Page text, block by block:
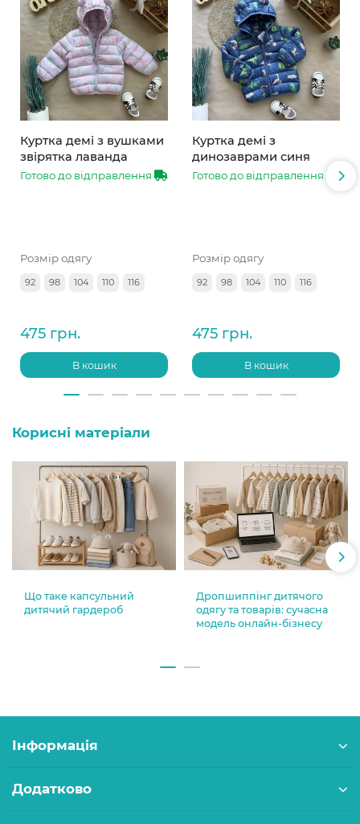
Куртка демі з вушками
звірятка лаванда
Готово до відправлення
Розмір одягу
92 98 104 110 116
475 грн.
В кошик
Куртка демі з
динозаврами синя
Готово до відправлення
Розмір одягу
92 98 104 110 116
475 грн.
В кошик
Корисні матеріали
Що таке капсульний
дитячий гардероб
Дропшиппінг дитячого
одягу та товарів: сучасна
модель онлайн-бізнесу
Інформація
Додатково